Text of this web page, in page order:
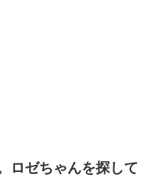
ロゼちゃんを探して